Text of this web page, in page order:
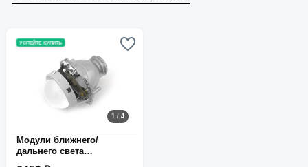
УСПЕЙТЕ КУПИТЬ
1 / 4
Модули ближнего/
дальнего света